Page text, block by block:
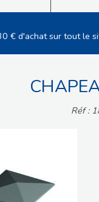
€ d'achat sur tout le
Réf :